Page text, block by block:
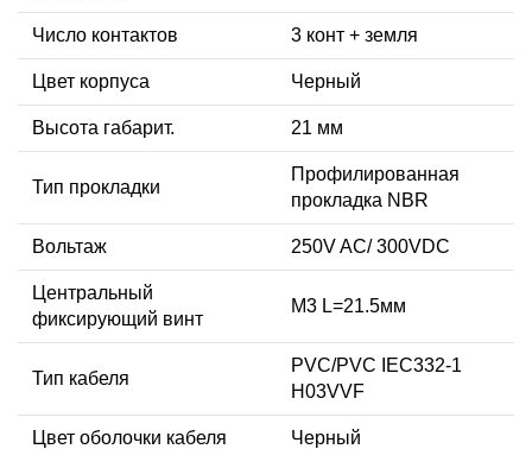
Число контактов 3 конт + земля
Цвет корпуса Черный
Высота габарит. 21 мм
Тип прокладки
Профилированная
прокладка NBR
Вольтаж 250V AC/ 300VDC
Центральный
фиксирующий винт
M3 L=21.5мм
Тип кабеля
PVC/PVC IEC332-1
H03VVF
Цвет оболочки кабеля Черный